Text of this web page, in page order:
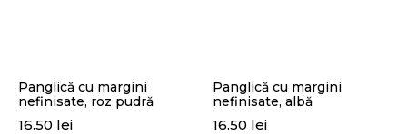
Panglică cu margini
nefinisate, roz pudră
16.50 lei
Panglică cu margini
nefinisate, albă
16.50 lei